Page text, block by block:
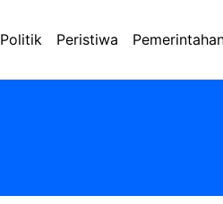
Politik Peristiwa